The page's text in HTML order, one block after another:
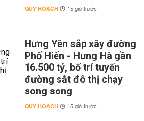
QUY HOẠCH 15 giờ trước
Hưng Yên sắp xây đường
Phố Hiến - Hưng Hà gần
16.500 tỷ, bố trí tuyến
đường sắt đô thị chạy
song song
QUY HOẠCH 15 giờ trước